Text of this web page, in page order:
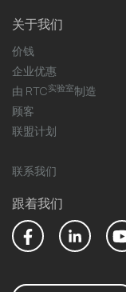
关于我们
价钱
企业优惠
由 RTC实验室制造
顾客
联盟计划
联系我们
跟着我们